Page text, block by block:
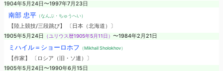
1904年5月24日〜1997年7月23日
南部 忠平（なんぶ・ちゅうへい）
【陸上競技/三段跳び】 〔日本（北海道）〕
1905年5月24日
（ユリウス暦1905年5月11日） 〜1984年2月21日
ミハイル＝ショーロホフ （Mikhail Sholokhov）
【作家】 〔ロシア（旧・ソ連）〕
1905年5月24日〜1990年6月15日